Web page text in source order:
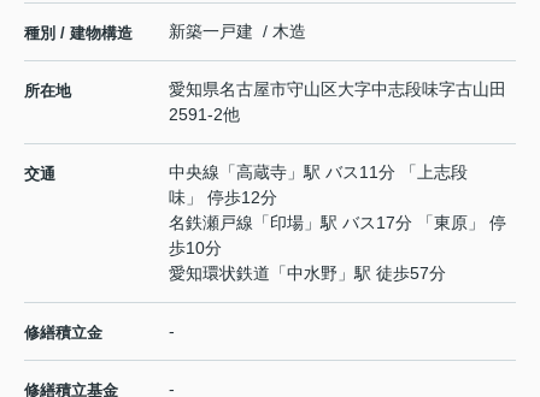
種別 / 建物構造 新築一戸建 / 木造
所在地 愛知県名古屋市守山区大字中志段味字古山田
2591-2他
交通 中央線 「高蔵寺 」駅 バス11分 「上志段
味」 停歩12分
名鉄瀬戸線 「印場 」駅 バス17分 「東原」 停
歩10分
愛知環状鉄道 「中水野 」駅 徒歩57分
修繕積立金 -
修繕積立基金 -